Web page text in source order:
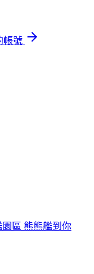
帳號
區 熊熊艦到你